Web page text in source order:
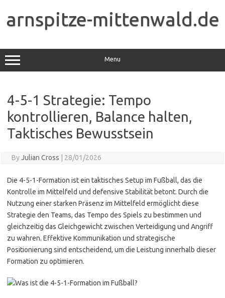
content
arnspitze-mittenwald.de
Menu
4-5-1 Strategie: Tempo
kontrollieren, Balance halten,
Taktisches Bewusstsein
ByJulian Cross 28/01/2026
Die 4-5-1-Formation ist ein taktisches Setup im Fußball, das die
Kontrolle im Mittelfeld und defensive Stabilität betont. Durch die
Nutzung einer starken Präsenz im Mittelfeld ermöglicht diese
Strategie den Teams, das Tempo des Spiels zu bestimmen und
gleichzeitig das Gleichgewicht zwischen Verteidigung und Angriff
zu wahren. Effektive Kommunikation und strategische
Positionierung sind entscheidend, um die Leistung innerhalb dieser
Formation zu optimieren.